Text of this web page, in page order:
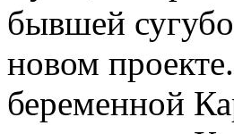
бывшей
новом
беременной